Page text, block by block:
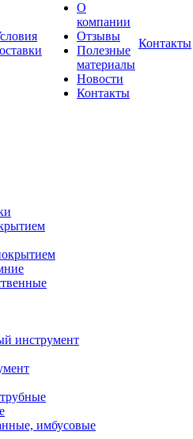
О
компании
Отзывы
Полезные
материалы
Новости
Контакты
Контакты
инструмент
имбусовые